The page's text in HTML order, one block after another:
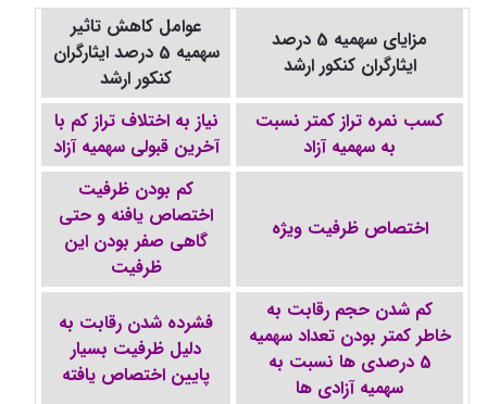
مزایای سهمیه 5 درصد
ایثارگران کنکور ارشد
عوامل کاهش تاثیر
سهمیه 5 درصد ایثارگران
کنکور ارشد
کسب نمره تراز کمتر نسبت
به سهمیه آزاد
نیاز به اختلاف تراز کم با
آخرین قبولی سهمیه آزاد
اختصاص ظرفیت ویژه
کم بودن ظرفیت
اختصاص یافنه و حتی
گاهی صفر بودن این
ظرفیت
کم شدن حجم رقابت به
خاطر کمتر بودن تعداد سهمیه
5 درصدی ها نسبت به
سهمیه آزادی ها
فشرده شدن رقابت به
دلیل ظرفیت بسیار
پایین اختصاص یافته